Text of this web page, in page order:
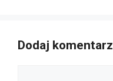
Dodaj komentarz